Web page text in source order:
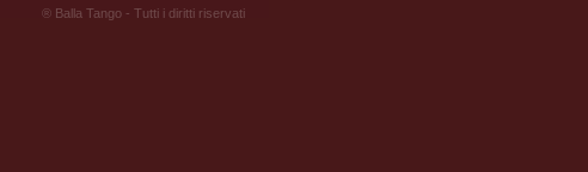
® Balla Tango - Tutti i diritti riservati